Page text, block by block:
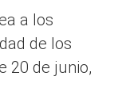
a los
de los
20 de junio,